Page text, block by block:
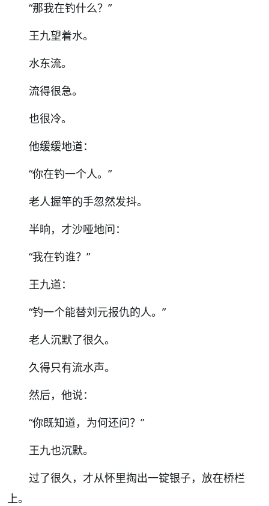
“那我在钓什么？ ”
王九望着水。
水东流。
流得很急。
也很冷。
他缓缓地道：
“你在钓一个人。 ”
老人握竿的手忽然发抖。
半晌，才沙哑地问：
“我在钓谁？ ”
王九道：
“钓一个能替刘元报仇的人。 ”
老人沉默了很久。
久得只有流水声。
然后，他说：
“你既知道，为何还问？ ”
王九也沉默。
过了很久，才从怀里掏出一锭银子，放在桥栏
上。